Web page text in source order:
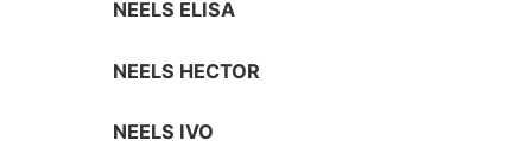
NEELS ELISA
NEELS HECTOR
NEELS IVO